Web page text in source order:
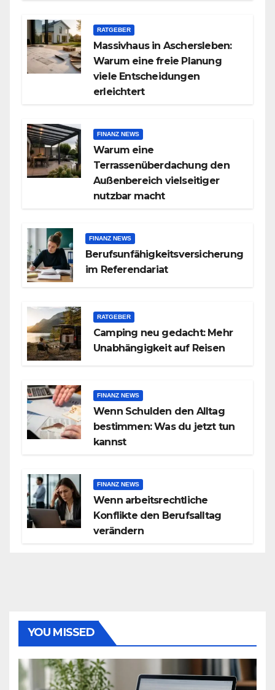
RATGEBER
Massivhaus in Aschersleben:
Warum eine freie Planung
viele Entscheidungen
erleichtert
FINANZ NEWS
Warum eine
Terrassenüberdachung den
Außenbereich vielseitiger
nutzbar macht
FINANZ NEWS
Berufsunfähigkeitsversicherung
im Referendariat
RATGEBER
Camping neu gedacht: Mehr
Unabhängigkeit auf Reisen
FINANZ NEWS
Wenn Schulden den Alltag
bestimmen: Was du jetzt tun
kannst
FINANZ NEWS
Wenn arbeitsrechtliche
Konflikte den Berufsalltag
verändern
YOU MISSED